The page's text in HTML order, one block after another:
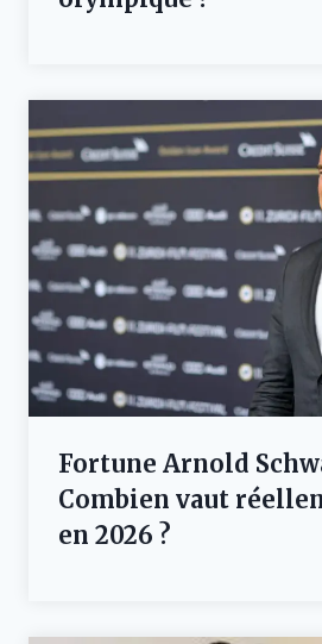
Fortune Arnold
Combien vaut
en 2026 ?